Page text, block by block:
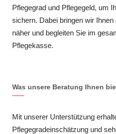
Pflegegrad und Pflegegeld, um
sichern. Dabei bringen wir
näher und begleiten Sie im
Pflegekasse.
Was unsere Beratung Ihnen
Mit unserer Unterstützung
Pflegegradeinschätzung und